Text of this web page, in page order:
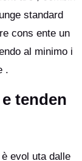
standard
cons ente un
al minimo i
.
tenden
evol uta dalle